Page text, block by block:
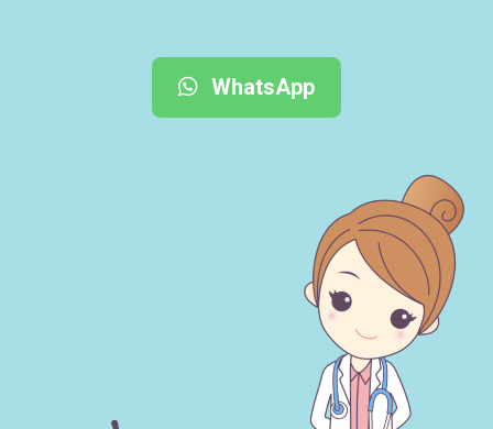
WhatsApp